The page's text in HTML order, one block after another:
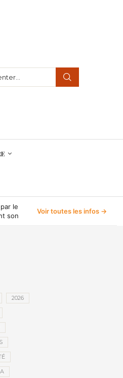
le
son
Voir toutes les infos →
2026